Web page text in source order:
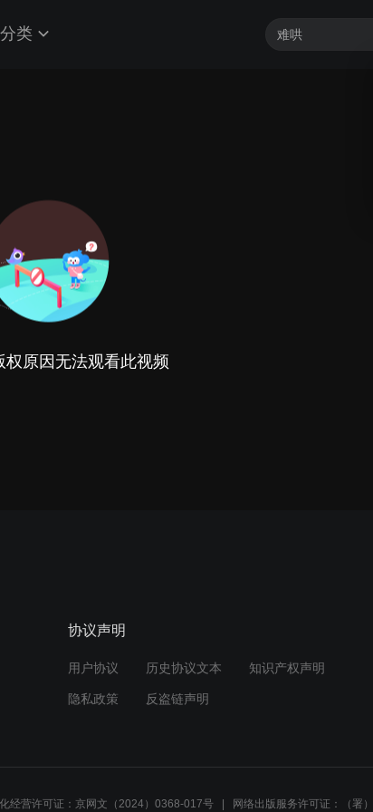
分类
权原因无法观看此视频
协议声明
用户协议 历史协议文本 知识产权声明
隐私政策 反盗链声明
经营许可证：京网文（2024）0368-017号 网络出版服务许可证：（署